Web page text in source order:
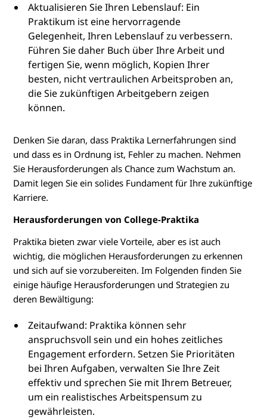
Aktualisieren Sie Ihren Lebenslauf: Ein
Praktikum ist eine hervorragende
Gelegenheit, Ihren Lebenslauf zu verbessern.
Führen Sie daher Buch über Ihre Arbeit und
fertigen Sie, wenn möglich, Kopien Ihrer
besten, nicht vertraulichen Arbeitsproben an,
die Sie zukünftigen Arbeitgebern zeigen
können.
Denken Sie daran, dass Praktika Lernerfahrungen sind
und dass es in Ordnung ist, Fehler zu machen. Nehmen
Sie Herausforderungen als Chance zum Wachstum an.
Damit legen Sie ein solides Fundament für Ihre zukünftige
Karriere.
Herausforderungen von College-Praktika
Praktika bieten zwar viele Vorteile, aber es ist auch
wichtig, die möglichen Herausforderungen zu erkennen
und sich auf sie vorzubereiten. Im Folgenden finden Sie
einige häufige Herausforderungen und Strategien zu
deren Bewältigung:
Zeitaufwand: Praktika können sehr
anspruchsvoll sein und ein hohes zeitliches
Engagement erfordern. Setzen Sie Prioritäten
bei Ihren Aufgaben, verwalten Sie Ihre Zeit
effektiv und sprechen Sie mit Ihrem Betreuer,
um ein realistisches Arbeitspensum zu
gewährleisten.